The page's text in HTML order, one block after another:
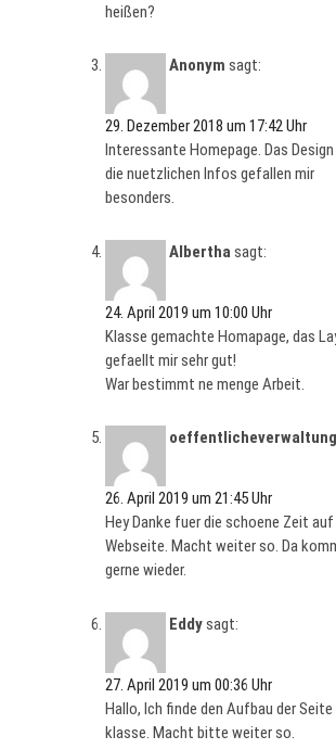
heißen?
Anonym sagt:
29. Dezember 2018 um 17:42 Uhr
Іnteressante Homepage. Das Design
die nuetzlichen Infos gefallen mir
besonders.
Alberthasagt:
24. April 2019 um 10:00 Uhr
Klasse gemachte Homapage, das
gefaellt mir sehr gut!
War bestimmt ne menge Arbeit.
oeffentlicheverwaltung
26. April 2019 um 21:45 Uhr
Hey Danke fuer die schoene Zeit
Webseite. Macht weiter so. Da
gerne wieder.
Eddysagt:
27. April 2019 um 00:36 Uhr
Hallo, Ich finde den Aufbau der Seite
klasse. Macht bitte weiter so.